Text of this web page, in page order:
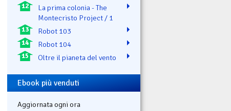
12
La prima colonia - The
Montecristo Project / 1
13 Robot 103
14 Robot 104
15 Oltre il pianeta del vento
Ebook più venduti
Aggiornata ogni ora